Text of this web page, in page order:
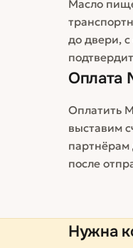
Масло
до двери, с
Оплата
Оплатить
выставим
партнёрам
после
Нужна